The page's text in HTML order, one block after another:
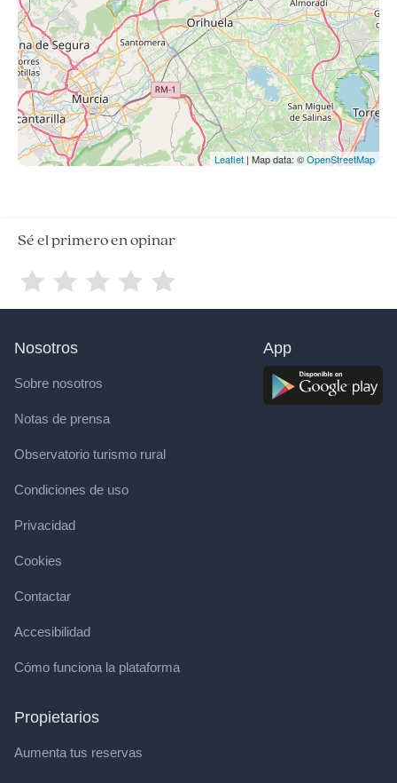
Leaflet | Map data: ©OpenStreetMap
Sé el primero en opinar
Nosotros
Sobre nosotros
Notas de prensa
Observatorio turismo rural
Condiciones de uso
Privacidad
Cookies
Contactar
Accesibilidad
Cómo funciona la plataforma
Propietarios
Aumenta tus reservas
App